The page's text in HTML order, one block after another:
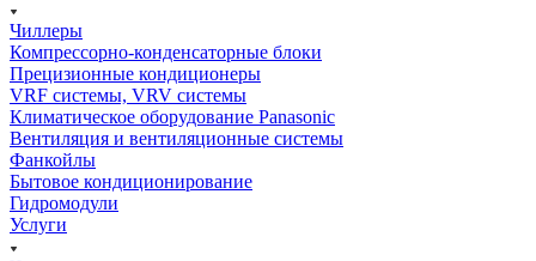
Чиллеры
Компрессорно-конденсаторные блоки
Прецизионные кондиционеры
VRF системы, VRV системы
Климатическое оборудование Panasonic
Вентиляция и вентиляционные системы
Фанкойлы
Бытовое кондиционирование
Гидромодули
Услуги